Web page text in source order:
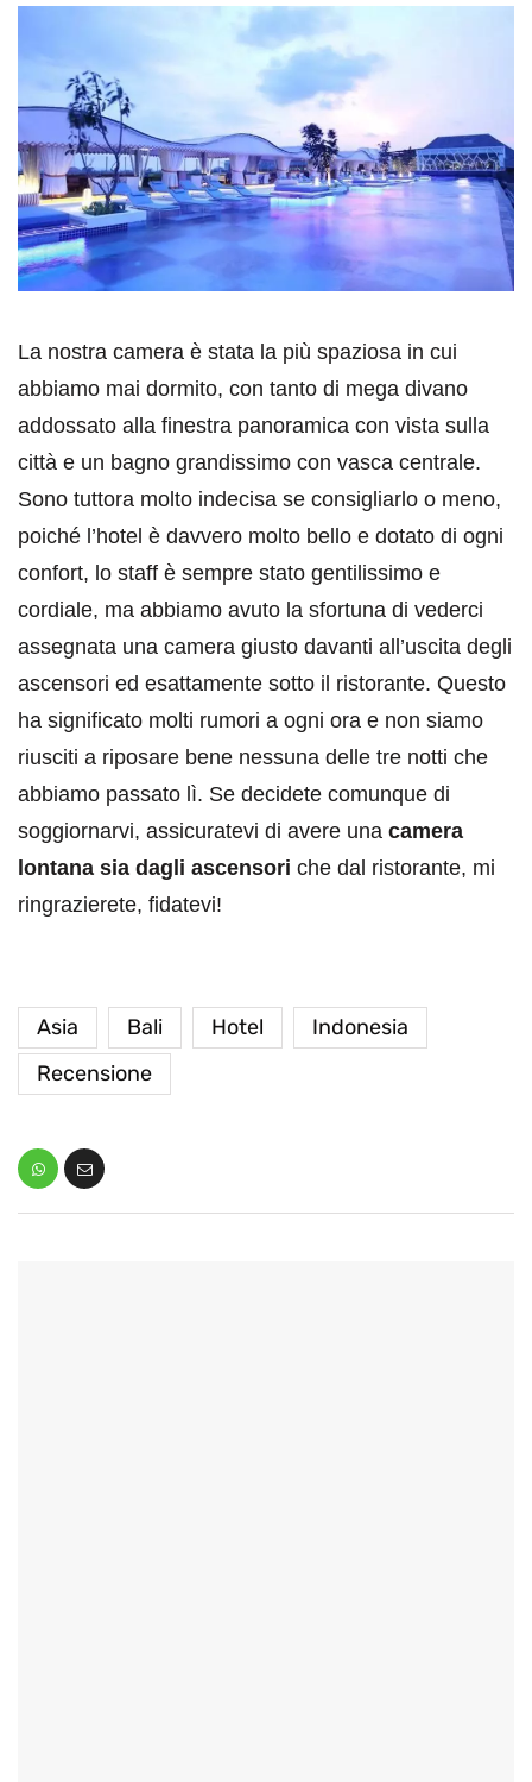
La nostra camera è stata la più spaziosa in cui
abbiamo mai dormito, con tanto di mega divano
addossato alla finestra panoramica con vista sulla
città e un bagno grandissimo con vasca centrale.
Sono tuttora molto indecisa se consigliarlo o meno,
poiché l’hotel è davvero molto bello e dotato di ogni
confort, lo staff è sempre stato gentilissimo e
cordiale, ma abbiamo avuto la sfortuna di vederci
assegnata una camera giusto davanti all’uscita degli
ascensori ed esattamente sotto il ristorante. Questo
ha significato molti rumori a ogni ora e non siamo
riusciti a riposare bene nessuna delle tre notti che
abbiamo passato lì. Se decidete comunque di
soggiornarvi, assicuratevi di avere una camera
lontana sia dagli ascensori che dal ristorante, mi
ringrazierete, fidatevi!
Asia Bali Hotel
Indonesia
Recensione